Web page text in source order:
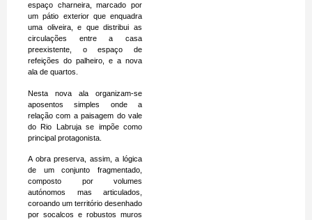
espaço charneira, marcado por
um pátio exterior que enquadra
uma oliveira, e que distribui as
circulações entre a casa
preexistente, o espaço de
refeições do palheiro, e a nova
ala de quartos.
Nesta nova ala organizam-se
aposentos simples onde a
relação com a paisagem do vale
do Rio Labruja se impõe como
principal protagonista.
A obra preserva, assim, a lógica
de um conjunto fragmentado,
composto por volumes
autónomos mas articulados,
coroando um território desenhado
por socalcos e robustos muros